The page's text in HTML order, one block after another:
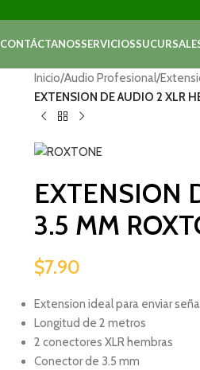
CONTÁCTANOSSERVICIOS
Inicio/Audio Profesional/
EXTENSION DE AUDIO 2 XLR
EXTENSION
3.5 MM
$7.90
Extension ideal para enviar
Longitud de 2 metros
2 conectores XLR hembras
Conector de 3.5 mm